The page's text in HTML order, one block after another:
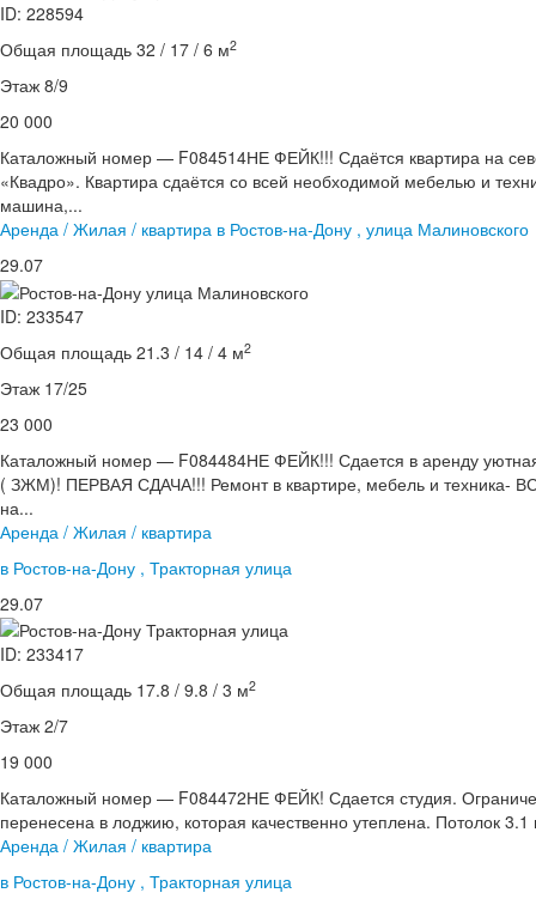
ID: 228594
Общая площадь 32 / 17 / 6 м2
Этаж 8/9
20 000
Каталожный номер — F084514НЕ ФЕЙК!!! Сдаётся квартира на
«Квадро». Квартира сдаётся со всей необходимой мебелью и
машина,...
Аренда / Жилая / квартира в Ростов-на-Дону , улица Малиновского
29.07
ID: 233547
Общая площадь 21.3 / 14 / 4 м2
Этаж 17/25
23 000
Каталожный номер — F084484НЕ ФЕЙК!!! Сдается в аренду
( ЗЖМ)! ПЕРВАЯ СДАЧА!!! Ремонт в квартире, мебель и техника-
на...
Аренда / Жилая / квартира
в Ростов-на-Дону , Тракторная улица
29.07
ID: 233417
Общая площадь 17.8 / 9.8 / 3 м2
Этаж 2/7
19 000
Каталожный номер — F084472НЕ ФЕЙК! Сдается студия.
перенесена в лоджию, которая качественно утеплена. Потолок
Аренда / Жилая / квартира
в Ростов-на-Дону , Тракторная улица